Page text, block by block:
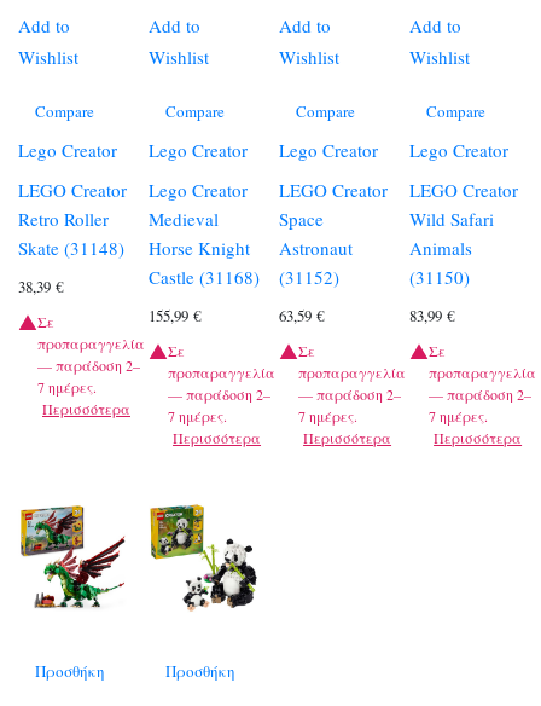
Add to
Wishlist
Compare
Lego Creator
LEGO Creator
Retro Roller
Skate (31148)
38,39 €
Σε
προπαραγγελία
— παράδοση 2–
7 ημέρες.
Περισσότερα
Add to
Wishlist
Compare
Lego Creator
Lego Creator
Medieval
Horse Knight
Castle (31168)
155,99€
Σε
προπαραγγελία
— παράδοση 2–
7 ημέρες.
Περισσότερα
Add to
Wishlist
Compare
Lego Creator
LEGO Creator
Space
Astronaut
(31152)
63,59€
Σε
προπαραγγελία
— παράδοση 2–
7 ημέρες.
Περισσότερα
Add to
Wishlist
Compare
Lego Creator
LEGO Creator
Wild Safari
Animals
(31150)
83,99€
Σε
προπαραγγελία
— παράδοση 2–
7 ημέρες.
Περισσότερα
Προσθήκη Προσθήκη